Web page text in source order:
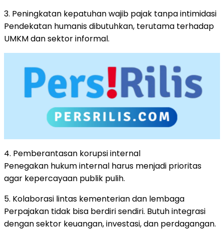
3. Peningkatan kepatuhan wajib pajak tanpa intimidasi
Pendekatan humanis dibutuhkan, terutama terhadap
UMKM dan sektor informal.
4. Pemberantasan korupsi internal
Penegakan hukum internal harus menjadi prioritas
agar kepercayaan publik pulih.
5. Kolaborasi lintas kementerian dan lembaga
Perpajakan tidak bisa berdiri sendiri. Butuh integrasi
dengan sektor keuangan, investasi, dan perdagangan.